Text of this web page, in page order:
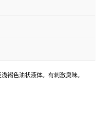
褐色油状液体。有刺激臭味。